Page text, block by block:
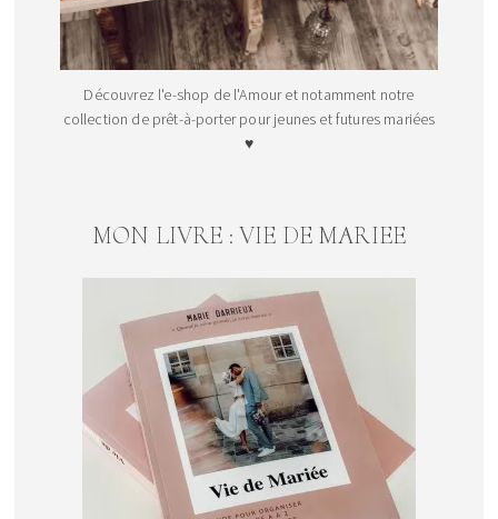
Découvrez l'e-shop de l'Amour et notamment notre
collection de prêt-à-porter pour jeunes et futures mariées
♥
MON LIVRE : VIE DE MARIEE